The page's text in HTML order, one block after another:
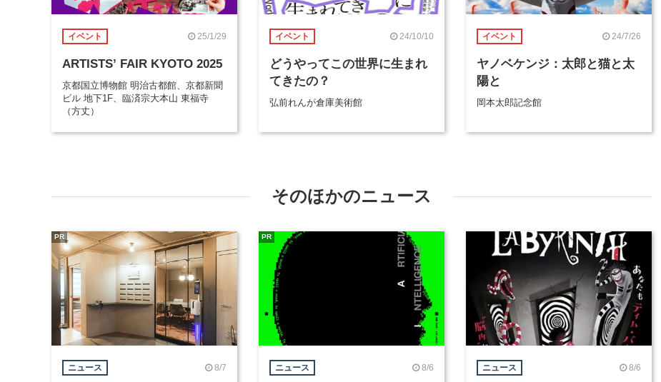
イベント 25/1/29
ARTISTS’ FAIR KYOTO 2025
京都国立博物館 明治古都館、京都新聞
ビル 地下1F、臨済宗大本山 東福寺
（方丈）
イベント 24/10/10
どうやってこの世界に生まれ
てきたの？
弘前れんが倉庫美術館
イベント 24/7/26
ヤノベケンジ：太郎と猫と太
陽と
岡本太郎記念館
そのほかのニュース
ニュース 8/7
PR
ニュース 8/6
PR
ニュース 8/6